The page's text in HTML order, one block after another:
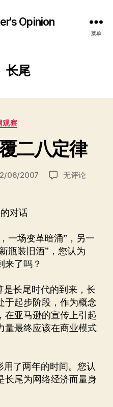
Opinion
菜单
长尾
观察
二八定律
06/2007
长
八
无评论
对话
一场变革暗涌”，另一
瓶装旧酒”，您认为
来了吗？
长尾时代的到来，长
于起步阶段，作为概念
在亚马逊的宣传上引起
量最终应该在商业模式
了两年的时间。您认
长尾为网络经济而量身